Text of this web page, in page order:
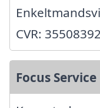
CVR: 35508392
Focus Service